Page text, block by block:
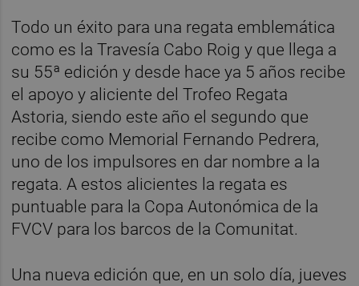
Todo un éxito para una regata emblemática
como es la Travesía Cabo Roig y que llega a
su 55ª edición y desde hace ya 5 años recibe
el apoyo y aliciente del Trofeo Regata
Astoria, siendo este año el segundo que
recibe como Memorial Fernando Pedrera,
uno de los impulsores en dar nombre a la
regata. A estos alicientes la regata es
puntuable para la Copa Autonómica de la
FVCV para los barcos de la Comunitat.
Una nueva edición que, en un solo día, jueves